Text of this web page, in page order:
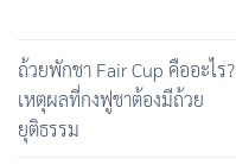
ถ้วยพักชา Fair Cup คืออะไร?
เหตุผลที่กงฟูชาต้องมีถ้วย
ยุติธรรม